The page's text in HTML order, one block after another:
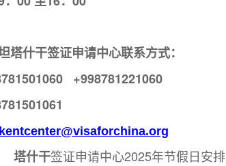
塔什干签证申请中心联系方式：
+998781221060
塔什干签证申请中心2025年节假日安排